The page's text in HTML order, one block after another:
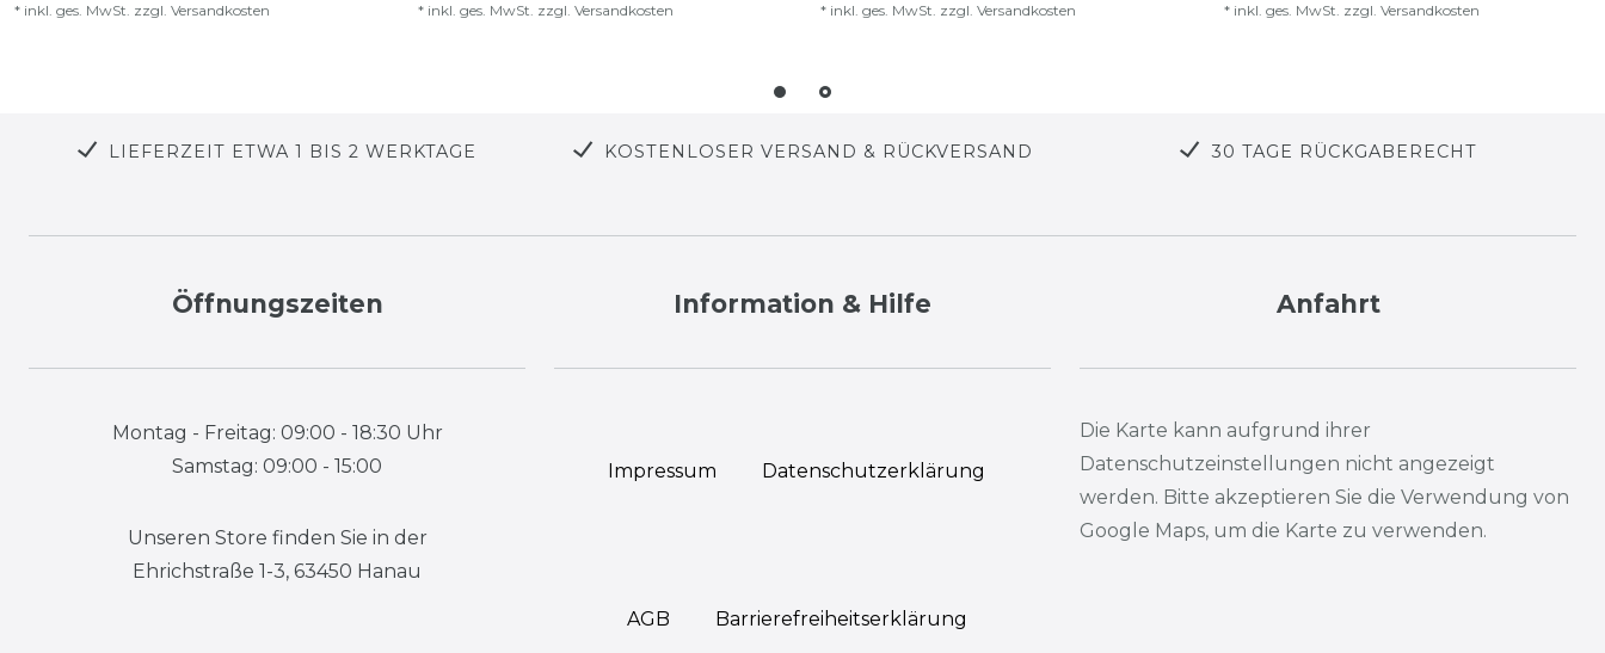
* inkl. ges. MwSt. zzgl. Versandkosten * inkl. ges. MwSt. zzgl. Versandkosten * inkl. ges. MwSt. zzgl. Versandkosten * inkl. ges. MwSt. zzgl. Versandkosten
LIEFERZEIT ETWA 1 BIS 2 WERKTAGE KOSTENLOSER VERSAND & RÜCKVERSAND 30 TAGE RÜCKGABERECHT
Öffnungszeiten
Montag - Freitag: 09:00 - 18:30 Uhr
Samstag: 09:00 - 15:00
Unseren Store finden Sie in der
Ehrichstraße 1-3, 63450 Hanau
Information & Hilfe
Impressum Daten­schutz­erklärung
AGB Barrierefreiheitserklärung
Anfahrt
Die Karte kann aufgrund ihrer
Datenschutzeinstellungen nicht angezeigt
werden. Bitte akzeptieren Sie die Verwendung von
Google Maps, um die Karte zu verwenden.